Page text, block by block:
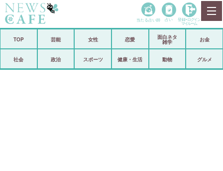
政治
当たる占い師 占い 登録• ログイン
マイルーム
TOP 芸能 女性 恋愛
面白ネタ
雑学
お金
社会 政治 スポーツ 健康・生活 動物 グルメ